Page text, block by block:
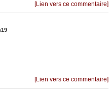
[Lien vers ce commentaire]
[Lien vers ce commentaire]